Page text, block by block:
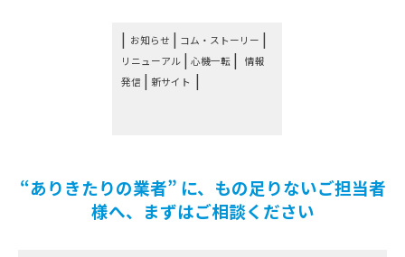
お知らせ | コム・ストーリー |
リニューアル |心機一転 |
情報
発信 | 新サイト
“ありきたりの業者” に、もの足りないご担当者
様へ、まずはご相談ください